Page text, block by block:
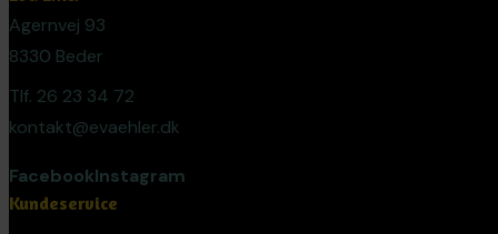
Agernvej 93
8330 Beder
Tlf. 26 23 34 72
kontakt@evaehler.dk
FacebookInstagram
Kundeservice